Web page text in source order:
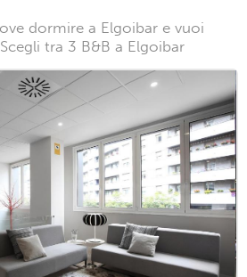
dormire a Elgoibar e vuoi
tra 3 B&B a Elgoibar